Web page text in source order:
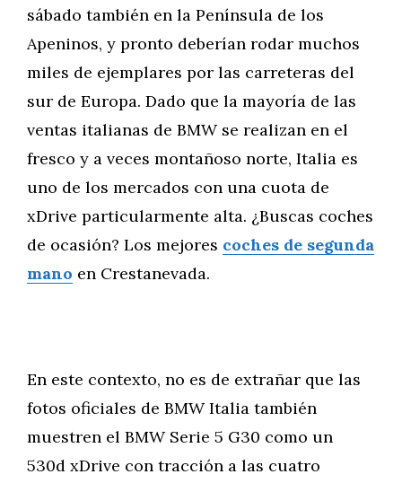
sábado también en la Península de los
Apeninos, y pronto deberían rodar muchos
miles de ejemplares por las carreteras del
sur de Europa. Dado que la mayoría de las
ventas italianas de BMW se realizan en el
fresco y a veces montañoso norte, Italia es
uno de los mercados con una cuota de
xDrive particularmente alta. ¿Buscas coches
de ocasión? Los mejores coches de segunda
mano en Crestanevada.
En este contexto, no es de extrañar que las
fotos oficiales de BMW Italia también
muestren el BMW Serie 5 G30 como un
530d xDrive con tracción a las cuatro